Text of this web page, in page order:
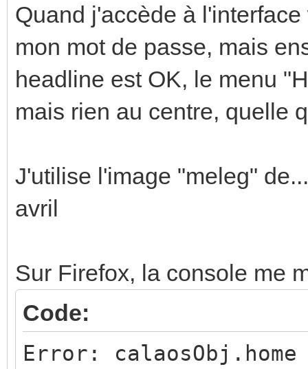
Quand j'accède à
mon mot de passe, mais
headline est OK, le menu
mais rien au centre, quelle
J'utilise l'image "meleg"
avril
Sur Firefox, la console me
Code:
Error: